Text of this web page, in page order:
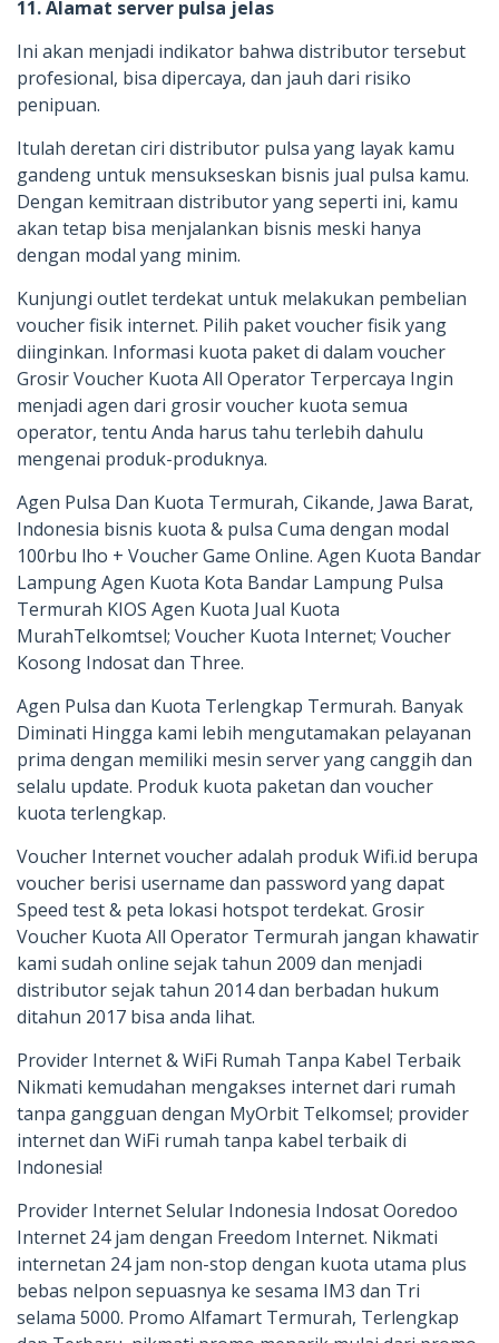
11. Alamat server pulsa jelas
Ini akan menjadi indikator bahwa distributor tersebut
profesional, bisa dipercaya, dan jauh dari risiko
penipuan.
Itulah deretan ciri distributor pulsa yang layak kamu
gandeng untuk mensukseskan bisnis jual pulsa kamu.
Dengan kemitraan distributor yang seperti ini, kamu
akan tetap bisa menjalankan bisnis meski hanya
dengan modal yang minim.
Kunjungi outlet terdekat untuk melakukan pembelian
voucher fisik internet. Pilih paket voucher fisik yang
diinginkan. Informasi kuota paket di dalam voucher
Grosir Voucher Kuota All Operator Terpercaya Ingin
menjadi agen dari grosir voucher kuota semua
operator, tentu Anda harus tahu terlebih dahulu
mengenai produk-produknya.
Agen Pulsa Dan Kuota Termurah, Cikande, Jawa Barat,
Indonesia bisnis kuota & pulsa Cuma dengan modal
100rbu lho + Voucher Game Online. Agen Kuota Bandar
Lampung Agen Kuota Kota Bandar Lampung Pulsa
Termurah KIOS Agen Kuota Jual Kuota
MurahTelkomtsel; Voucher Kuota Internet; Voucher
Kosong Indosat dan Three.
Agen Pulsa dan Kuota Terlengkap Termurah. Banyak
Diminati Hingga kami lebih mengutamakan pelayanan
prima dengan memiliki mesin server yang canggih dan
selalu update. Produk kuota paketan dan voucher
kuota terlengkap.
Voucher Internet voucher adalah produk Wifi.id berupa
voucher berisi username dan password yang dapat
Speed test & peta lokasi hotspot terdekat. Grosir
Voucher Kuota All Operator Termurah jangan khawatir
kami sudah online sejak tahun 2009 dan menjadi
distributor sejak tahun 2014 dan berbadan hukum
ditahun 2017 bisa anda lihat.
Provider Internet & WiFi Rumah Tanpa Kabel Terbaik
Nikmati kemudahan mengakses internet dari rumah
tanpa gangguan dengan MyOrbit Telkomsel; provider
internet dan WiFi rumah tanpa kabel terbaik di
Indonesia!
Provider Internet Selular Indonesia Indosat Ooredoo
Internet 24 jam dengan Freedom Internet. Nikmati
internetan 24 jam non-stop dengan kuota utama plus
bebas nelpon sepuasnya ke sesama IM3 dan Tri
selama 5000. Promo Alfamart Termurah, Terlengkap